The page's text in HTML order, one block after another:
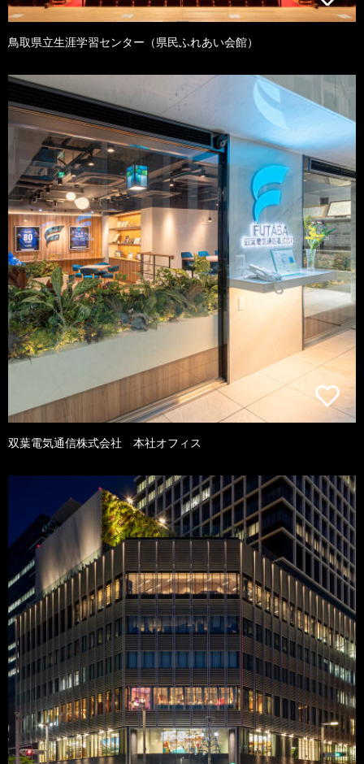
鳥取県立生涯学習センター（県民ふれあい会館）
双葉電気通信株式会社 本社オフィス